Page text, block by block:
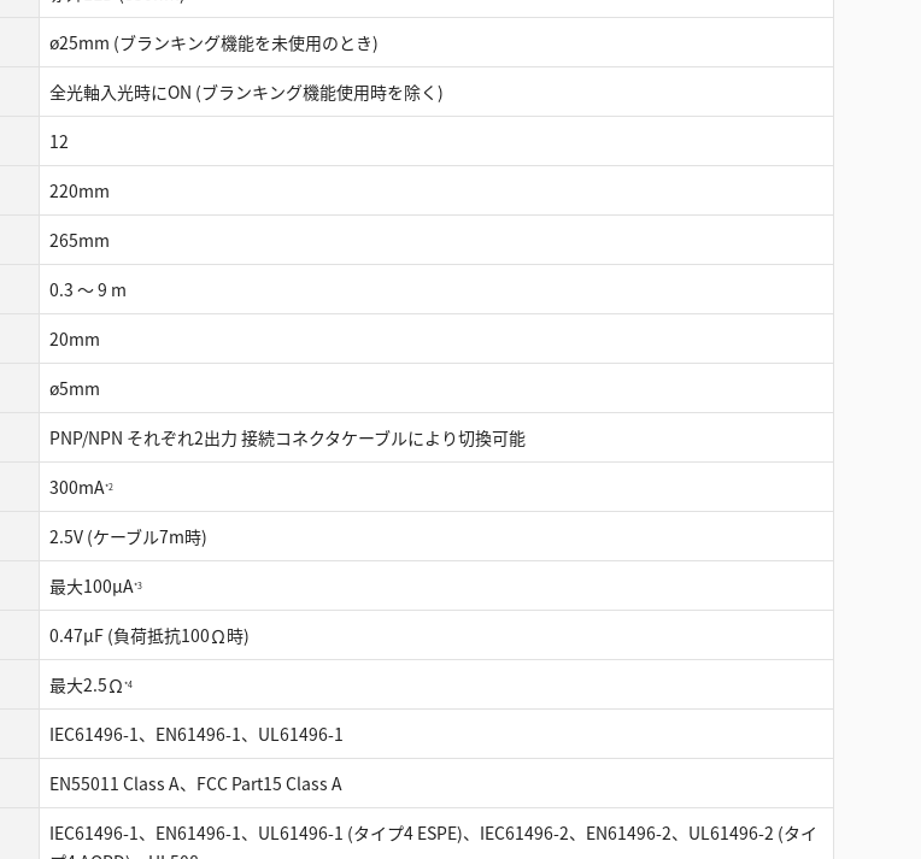
ø25mm (ブランキング機能を未使用のとき)
全光軸入光時にON (ブランキング機能使用時を除く)
12
220mm
265mm
0.3 ～ 9 m
20mm
ø5mm
PNP/NPN それぞれ2出力 接続コネクタケーブルにより切換可能
300mA*2
2.5V (ケーブル7m時)
最大100µA*3
0.47µF (負荷抵抗100Ω時)
最大2.5Ω *4
IEC61496-1、EN61496-1、UL61496-1
EN55011 Class A、FCC Part15 Class A
IEC61496-1、EN61496-1、UL61496-1 (タイプ4 ESPE)、IEC61496-2、EN61496-2、UL61496-2 (タイ